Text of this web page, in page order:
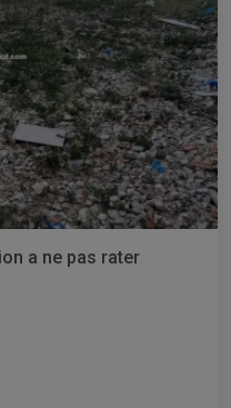
a ne pas rater